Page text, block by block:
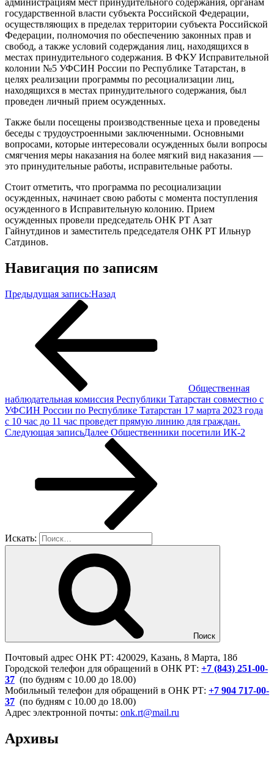
государственной власти субъекта Российской Федерации,
осуществляющих в пределах территории субъекта Российской
Федерации, полномочия по обеспечению законных прав и
свобод, а также условий содерждания лиц, находящихся в
местах принудительного содержания. В ФКУ Исправительной
колонии №5 УФСИН России по Республике Татарстан, в
целях реализации программы по ресоциализации лиц,
находящихся в местах принудительного содержания, был
проведен личный прием осужденных.
Также были посещены производственные цеха и проведены
беседы с трудоустроенными заключенными. Основными
вопросами, которые интересовали осужденных были вопросы
смягчения меры наказания на более мягкий вид наказания —
это принудительные работы, исправительные работы.
Стоит отметить, что программа по ресоциализации
осужденных, начинает свою работы с момента поступления
осужденного в Исправительную колонию. Прием
осужденных провели председатель ОНК РТ Азат
Гайнутдинов и заместитель председателя ОНК РТ Ильнур
Сатдинов.
Навигация по записям
Предыдущая запись:Назад
Общественная
наблюдательная комиссия Республики Татарстан совместно с
УФСИН России по Республике Татарстан 17 марта 2023 года
с 10 час до 11 час проведет прямую линию для граждан.
Следующая записьДалее Общественники посетили ИК-2
Искать:
Поиск
Почтовый адрес ОНК РТ: 420029, Казань, 8 Марта, 18б
Городской телефон для обращений в ОНК РТ: +7 (843) 251-00-
37 (по будням с 10.00 до 18.00)
Мобильный телефон для обращений в ОНК РТ: +7 904 717-00-
37 (по будням с 10.00 до 18.00)
Адрес электронной почты: onk.rt@mail.ru
Архивы